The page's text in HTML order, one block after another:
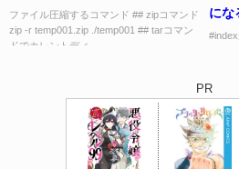
何も
ファイル圧縮するコマンド ## zipコマンド
zip -r temp001.zip ./temp001 ## tarコマン
ドでカレントディ...
にな
PR